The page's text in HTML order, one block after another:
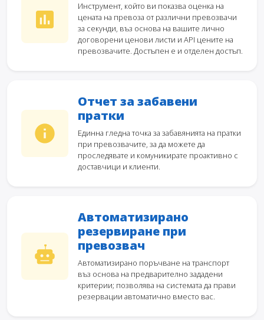
Инструмент, който ви показва оценка на
цената на превоза от различни превозвачи
за секунди, въз основа на вашите лично
договорени ценови листи и API цените на
превозвачите. Достъпен е и отделен достъп.
Отчет за забавени
пратки
Единна гледна точка за забавянията на пратки
при превозвачите, за да можете да
проследявате и комуникирате проактивно с
доставчици и клиенти.
Автоматизирано
резервиране при
превозвач
Автоматизирано поръчване на транспорт
въз основа на предварително зададени
критерии; позволява на системата да прави
резервации автоматично вместо вас.